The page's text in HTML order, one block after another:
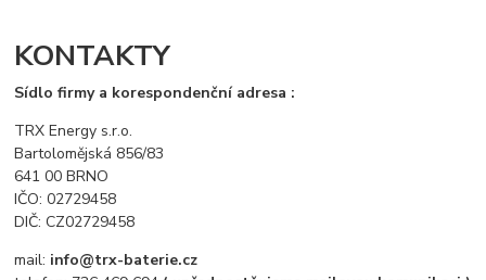
KONTAKTY
Sídlo firmy a korespondenční adresa :
TRX Energy s.r.o.
Bartolomějská 856/83
641 00 BRNO
IČO: 02729458
DIČ: CZ02729458
mail: info@trx-baterie.cz